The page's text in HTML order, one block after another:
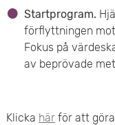
Startprogram.
förflyttningen
Fokus på
av beprövade
Klicka härför att göra